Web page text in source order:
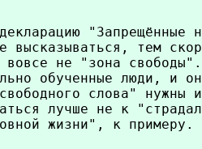
"Запрещённые
высказываться, тем
не "зона
обученные люди, и
слова" нужны
лучше не к
жизни", к